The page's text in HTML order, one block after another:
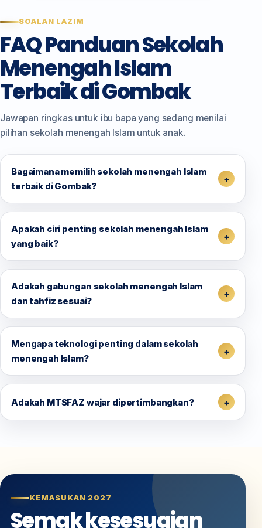
SOALAN LAZIM
FAQ Panduan Sekolah
Menengah Islam
Terbaik di Gombak
Jawapan ringkas untuk ibu bapa yang sedang menilai
pilihan sekolah menengah Islam untuk anak.
Bagaimana memilih sekolah menengah Islam
terbaik di Gombak?
Apakah ciri penting sekolah menengah Islam
yang baik?
Adakah gabungan sekolah menengah Islam
dan tahfiz sesuai?
Mengapa teknologi penting dalam sekolah
menengah Islam?
Adakah MTSFAZ wajar dipertimbangkan?
KEMASUKAN 2027
Semak kesesuaian